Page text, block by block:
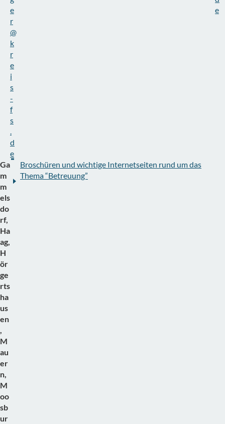
e
r
@
k
r
e
i
s
-
f
s
.
d
e
e
Ga
m
m
els
do
rf,
Ha
ag,
H
ör
ge
rts
ha
us
en
,
M
au
er
n,
M
oo
sb
ur
Broschüren und wichtige Internetseiten rund um das
Thema “Betreuung”